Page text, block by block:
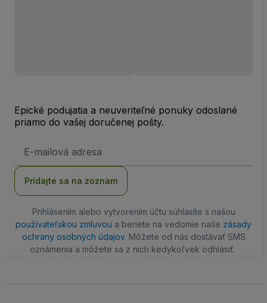
Epické podujatia a neuveriteľné ponuky odoslané
priamo do vašej doručenej pošty.
mailová
Pridajte sa na zoznam
Prihlásením alebo vytvorením účtu súhlasíte s našou
používateľskou zmluvou a beriete na vedomie naše zásady
ochrany osobných údajov. Môžete od nás dostávať SMS
oznámenia a môžete sa z nich kedykoľvek odhlásiť.